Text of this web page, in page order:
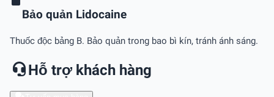
Bảo quản Lidocaine
Thuốc độc bảng B. Bảo quản trong bao bì kín, tránh ánh sáng.
Hỗ trợ khách hàng